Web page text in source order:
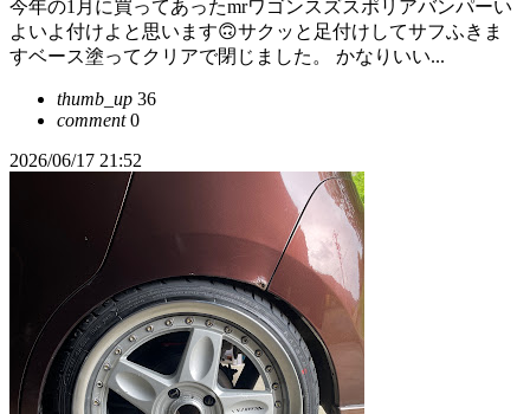
今年の1月に買ってあったmrワゴンスズスポリアバンパーい
よいよ付けよと思います🙃サクッと足付けしてサフふきま
すベース塗ってクリアで閉じました。 かなりいい...
thumb_up 36
comment0
2026/06/17 21:52